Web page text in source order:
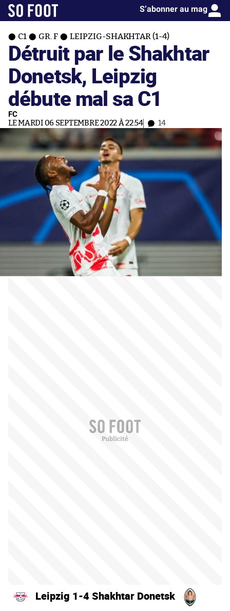
S’abonner au mag
C1 GR. F LEIPZIG-SHAKHTAR (1-4)
Détruit par le Shakhtar
Donetsk, Leipzig
débute mal sa C1
FC
LE MARDI 06 SEPTEMBRE 2022 À 22:54 14
Leipzig 1-4 Shakhtar Donetsk